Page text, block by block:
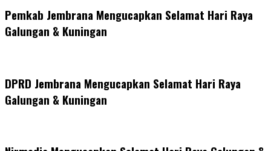
Pemkab Jembrana Mengucapkan Selamat Hari Raya
Galungan & Kuningan
DPRD Jembrana Mengucapkan Selamat Hari Raya
Galungan & Kuningan